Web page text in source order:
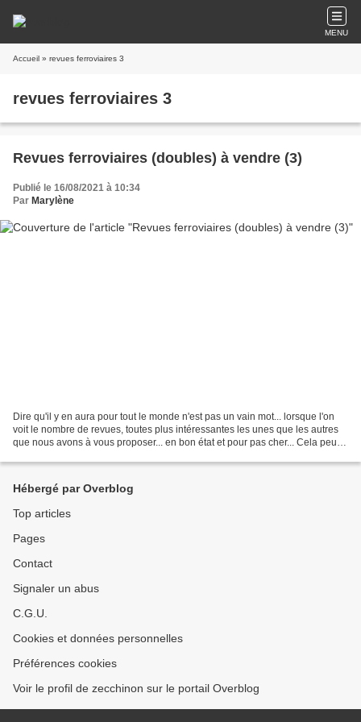
MENU
Accueil » revues ferroviaires 3
revues ferroviaires 3
Revues ferroviaires (doubles) à vendre (3)
Publié le 16/08/2021 à 10:34
Par Marylène
Dire qu'il y en aura pour tout le monde n'est pas un vain mot... lorsque l'on
voit le nombre de revues, toutes plus intéressantes les unes que les autres
que nous avons à vous proposer... en bon état et pour pas cher... Cela peut
Hébergé par Overblog
Top articles
Pages
Contact
Signaler un abus
C.G.U.
Cookies et données personnelles
Préférences cookies
Voir le profil de zecchinon sur le portail Overblog